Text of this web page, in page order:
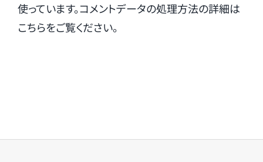
使っています。コメントデータの処理方法の詳細は
こちらをご覧ください。